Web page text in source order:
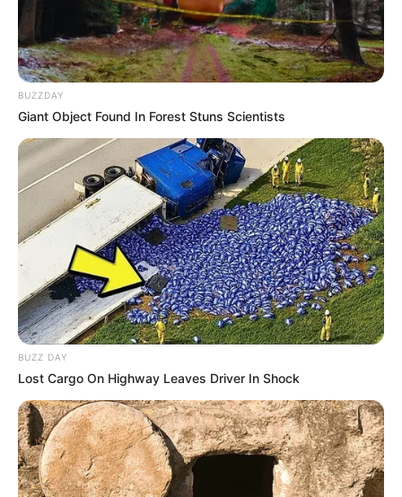
Vincennes d’autrefois
BUZZDAY
Giant Object Found In Forest Stuns Scientists
BUZZ DAY
Lost Cargo On Highway Leaves Driver In Shock